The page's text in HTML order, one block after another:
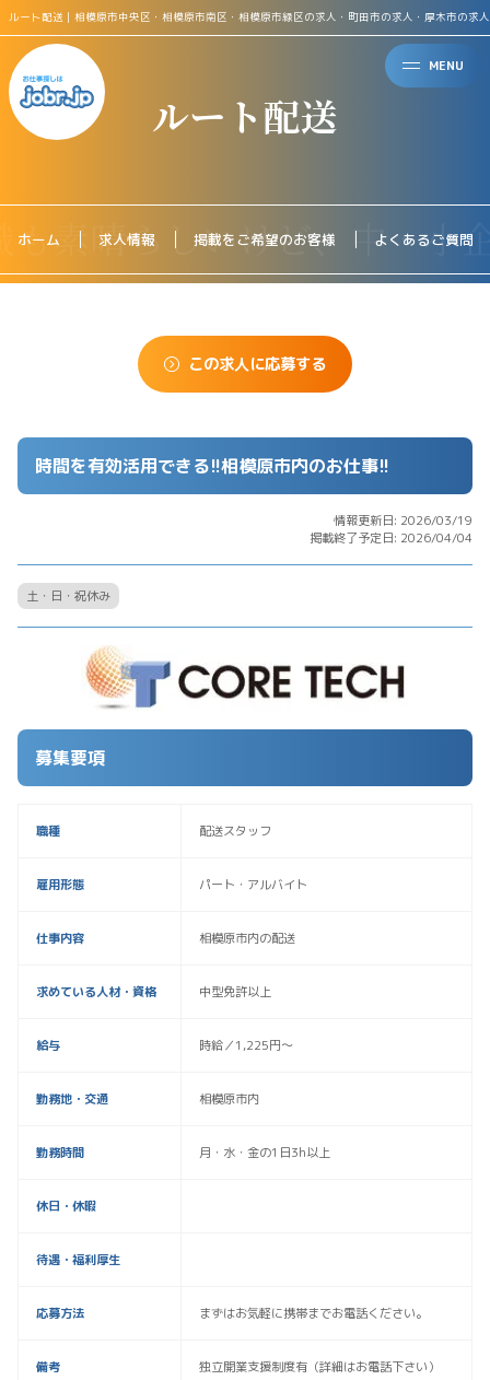
MENU
ルート配送｜相模原市中央区・相模原市南区・相模原市緑区の求人・町田市の求人・厚木市の求
ルート配送
ホーム 求人情報 掲載をご希望のお客様 よくあるご質問
この求人に応募する
時間を有効活用できる!!相模原市内のお仕事!!
情報更新日: 2026/03/19
掲載終了予定日: 2026/04/04
土・日・祝休み
募集要項
職種 配送スタッフ
雇用形態 パート・アルバイト
仕事内容 相模原市内の配送
求めている人材・資格 中型免許以上
給与 時給／1,225円～
勤務地・交通 相模原市内
勤務時間 月・水・金の1日3h以上
休日・休暇
待遇・福利厚生
応募方法 まずはお気軽に携帯までお電話ください。
備考 独立開業支援制度有（詳細はお電話下さい）